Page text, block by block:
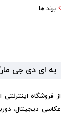
برند ها
به ای دی جی
از فروشگاه
عکاسی دیجیتال،